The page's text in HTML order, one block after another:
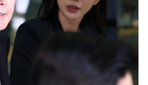
さっそく不動産対策で浅薄な発
国と同じく」投資に不適格な国
が「金の保有量を増やしま